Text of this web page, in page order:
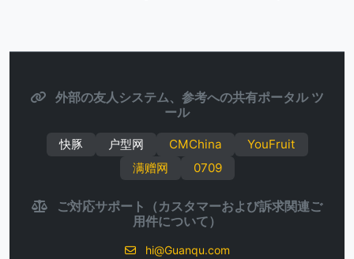
外部の友人システム、参考への共有ポータル ツ
ール
快豚 户型网 CMChina
YouFruit
满赠网
0709
ご対応サポート（カスタマーおよび訴求関連ご
用件について）
hi@Guanqu.com